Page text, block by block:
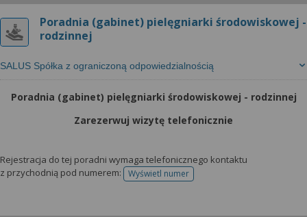
Poradnia (gabinet) pielęgniarki środowiskowej -
rodzinnej
SALUS Spółka z ograniczoną odpowiedzialnością
Poradnia (gabinet) pielęgniarki środowiskowej - rodzinnej
Zarezerwuj wizytę telefonicznie
Rejestracja do tej poradni wymaga telefonicznego kontaktu
z przychodnią pod numerem:
Wyświetl numertelefonu do rejestracji